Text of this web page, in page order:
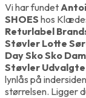
Vi har fundet
SHOES hos
Returlabel
Støvler Lotte
Day Sko Sko
Støvler
lynlås på
størrelsen. Ligger